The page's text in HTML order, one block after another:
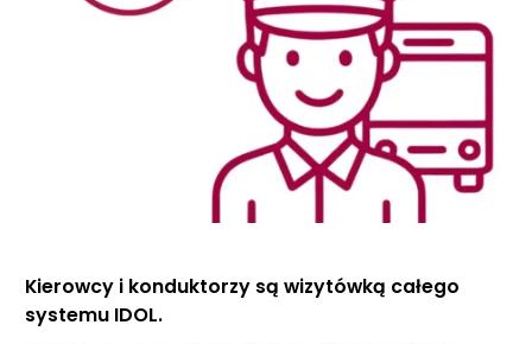
Kierowcy i konduktorzy są wizytówką całego
systemu IDOL.